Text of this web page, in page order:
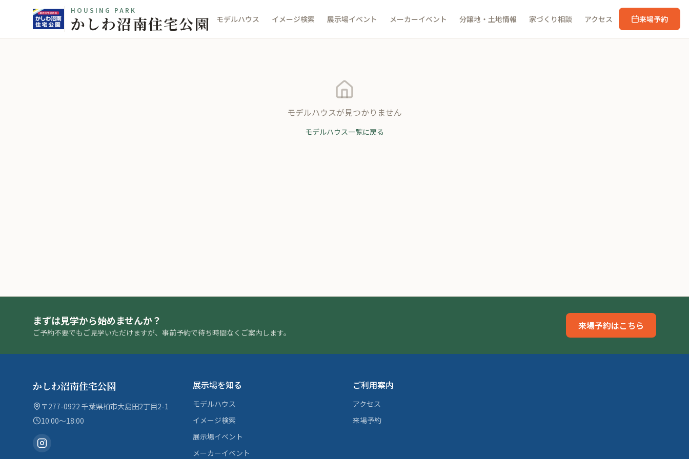
HOUSING PARK
かしわ沼南住宅公園 モデルハウス イメージ検索 展示場イベント メーカーイベント 分譲地・土地情報 家づくり相談 アクセス 来場予約
モデルハウスが見つかりません
モデルハウス一覧に戻る
まずは見学から始めませんか？
ご予約不要でもご見学いただけますが、事前予約で待ち時間なくご案内します。
来場予約はこちら
かしわ沼南住宅公園
〒277-0922 千葉県柏市大島田2丁目2-1
10:00〜18:00
展示場を知る
モデルハウス
イメージ検索
展示場イベント
メーカーイベント
ご利用案内
アクセス
来場予約